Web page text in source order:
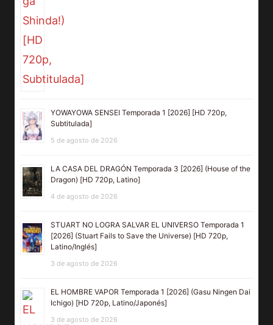
YOWAYOWA SENSEI Temporada 1 [2026] [HD 720p,
Subtitulada]
5 de agosto de 2026
LA CASA DEL DRAGÓN Temporada 3 [2026] (House of the
Dragon) [HD 720p, Latino]
4 de agosto de 2026
STUART NO LOGRA SALVAR EL UNIVERSO Temporada 1
[2026] (Stuart Fails to Save the Universe) [HD 720p,
Latino/Inglés]
3 de agosto de 2026
EL HOMBRE VAPOR Temporada 1 [2026] (Gasu Ningen Dai
Ichigo) [HD 720p, Latino/Japonés]
3 de agosto de 2026